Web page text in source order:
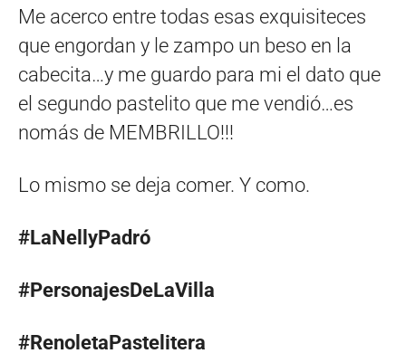
Me acerco entre todas esas exquisiteces
que engordan y le zampo un beso en la
cabecita…y me guardo para mi el dato que
el segundo pastelito que me vendió…es
nomás de MEMBRILLO!!!
Lo mismo se deja comer. Y como.
#LaNellyPadró
#PersonajesDeLaVilla
#RenoletaPastelitera